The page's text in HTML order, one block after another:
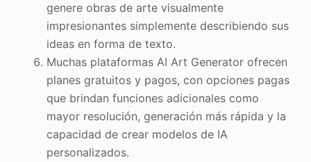
genere obras de arte visualmente
impresionantes simplemente describiendo sus
ideas en forma de texto.
Muchas plataformas AI Art Generator ofrecen
planes gratuitos y pagos, con opciones pagas
que brindan funciones adicionales como
mayor resolución, generación más rápida y la
capacidad de crear modelos de IA
personalizados.